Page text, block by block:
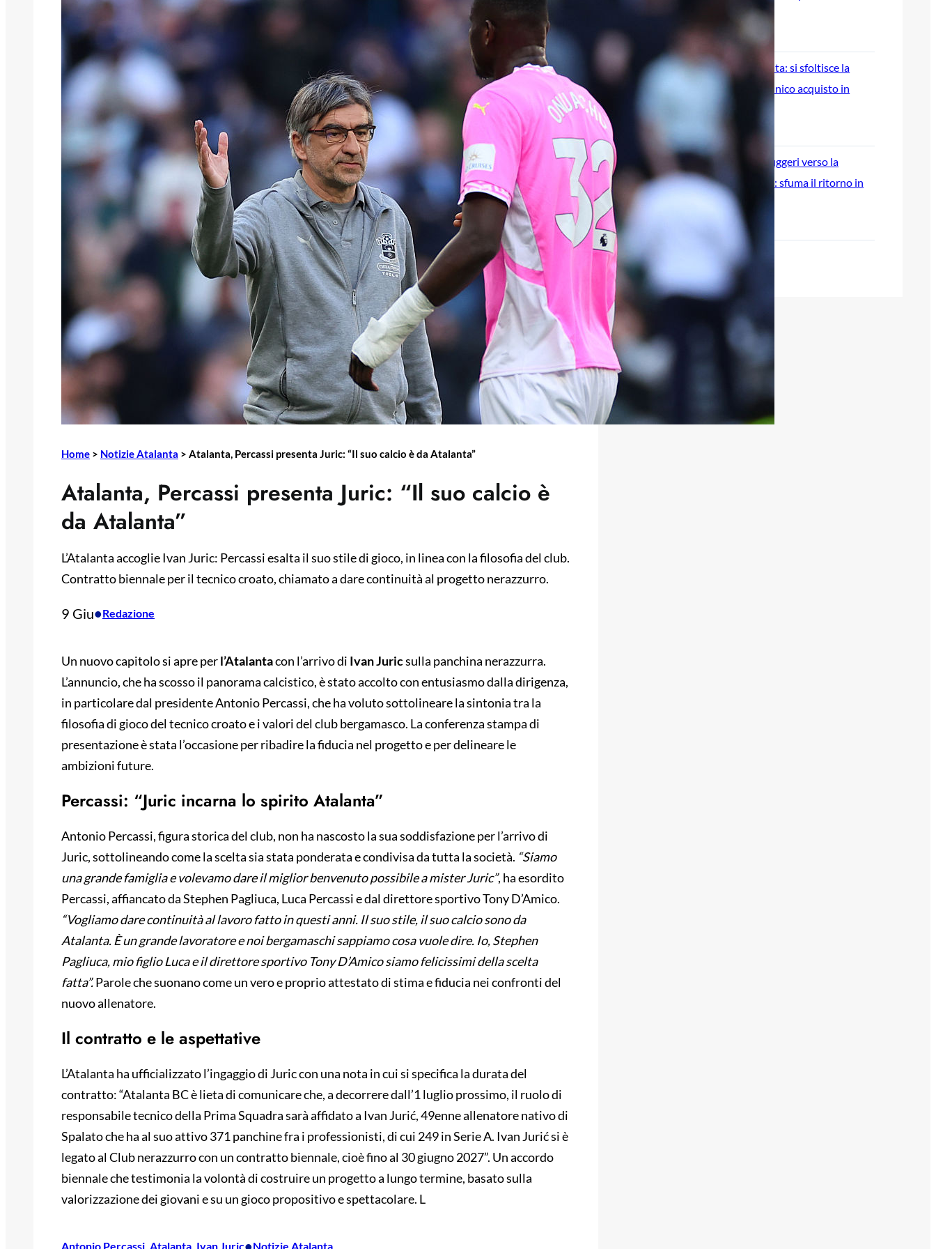
Home > Notizie Atalanta > Atalanta, Percassi presenta Juric: “Il suo calcio è da Atalanta”
Atalanta, Percassi presenta Juric: “Il suo calcio è
da Atalanta”
L’Atalanta accoglie Ivan Juric: Percassi esalta il suo stile di gioco, in linea con la filosofia del club.
Contratto biennale per il tecnico croato, chiamato a dare continuità al progetto nerazzurro.
9 Giu•Redazione
Un nuovo capitolo si apre perl’Atalantacon l’arrivo di Ivan Juricsulla panchina nerazzurra.
L’annuncio, che ha scosso il panorama calcistico, è stato accolto con entusiasmo dalla dirigenza,
in particolare dal presidente Antonio Percassi, che ha voluto sottolineare la sintonia tra la
filosofia di gioco del tecnico croato e i valori del club bergamasco. La conferenza stampa di
presentazione è stata l’occasione per ribadire la fiducia nel progetto e per delineare le
ambizioni future.
Percassi: “Juric incarna lo spirito Atalanta”
Antonio Percassi, figura storica del club, non ha nascosto la sua soddisfazione per l’arrivo di
Juric, sottolineando come la scelta sia stata ponderata e condivisa da tutta la società. “Siamo
una grande famiglia e volevamo dare il miglior benvenuto possibile a mister Juric”, ha esordito
Percassi, affiancato da Stephen Pagliuca, Luca Percassi e dal direttore sportivo Tony D’Amico.
“Vogliamo dare continuità al lavoro fatto in questi anni. Il suo stile, il suo calcio sono da
Atalanta. È un grande lavoratore e noi bergamaschi sappiamo cosa vuole dire. Io, Stephen
Pagliuca, mio figlio Luca e il direttore sportivo Tony D’Amico siamo felicissimi della scelta
fatta”.Parole che suonano come un vero e proprio attestato di stima e fiducia nei confronti del
nuovo allenatore.
Il contratto e le aspettative
L’Atalanta ha ufficializzato l’ingaggio di Juric con una nota in cui si specifica la durata del
contratto: “Atalanta BC è lieta di comunicare che, a decorrere dall’1 luglio prossimo, il ruolo di
responsabile tecnico della Prima Squadra sarà affidato a Ivan Jurić, 49enne allenatore nativo di
Spalato che ha al suo attivo 371 panchine fra i professionisti, di cui 249 in Serie A. Ivan Jurić si è
legato al Club nerazzurro con un contratto biennale, cioè fino al 30 giugno 2027”. Un accordo
biennale che testimonia la volontà di costruire un progetto a lungo termine, basato sulla
valorizzazione dei giovani e su un gioco propositivo e spettacolare. L
Antonio Percassi, Atalanta, Ivan Juric Notizie Atalanta
6 Agosto 2026
Mercato Atalanta: si sfoltisce la
rosa, Gaetano unico acquisto in
L’ex Atalanta Ruggeri verso la
Premier League: sfuma il ritorno in